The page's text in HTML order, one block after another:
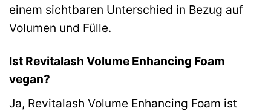
einem sichtbaren Unterschied in Bezug auf
Volumen und Fülle.
Ist Revitalash Volume Enhancing Foam
vegan?
Ja, Revitalash Volume Enhancing Foam ist